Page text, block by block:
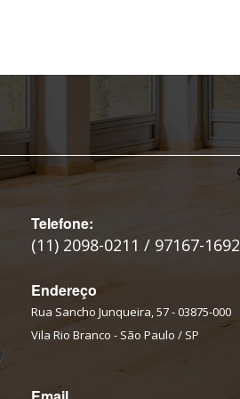
Telefone:
(11) 2098-0211 / 97167-1692
Endereço
Rua Sancho Junqueira, 57 - 03875-000
Vila Rio Branco - São Paulo / SP